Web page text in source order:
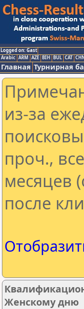
Logged on: Gast
Arabic ARM AZE BIH BUL CAT
Главная Турнирная
из-за
проч.,
месяцев
после
Женскому дню